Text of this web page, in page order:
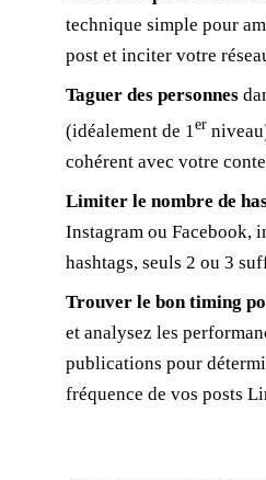
technique simple pour
post et inciter votre
Taguer des personnes
(idéalement de 1er
cohérent avec votre
Limiter le nombre de
Instagram ou Facebook,
hashtags, seuls 2 ou 3
Trouver le bon timing
et analysez les
publications pour
fréquence de vos posts